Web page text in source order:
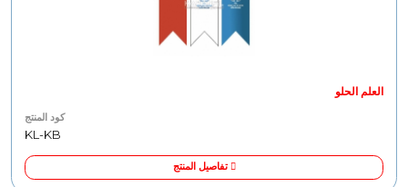
العلم الحلو
كود المنتج
KL-KB
تفاصيل المنتج